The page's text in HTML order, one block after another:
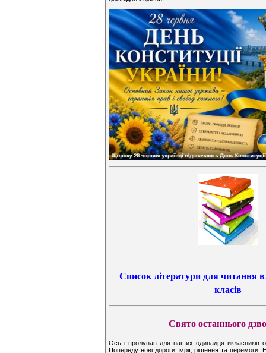
Список літератури для читання
класів
Свято останнього
Ось і пролунав для наших одинадцятикласників
Попереду нові дороги, мрії, рішення та перемоги.